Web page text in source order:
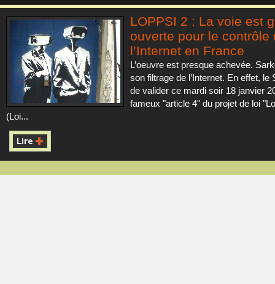
LOPPSI 2 : La voie est
ouverte pour le contrôle
l’Internet en France
L’oeuvre est presque achevée.
son filtrage de l’Internet. En effet, le
de valider ce mardi soir 18 janvier
fameux "article 4" du projet de loi
(Loi...